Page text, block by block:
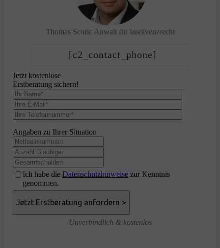
Thomas Scuric Anwalt für Insolvenzrecht
[c2_contact_phone]
Jetzt kostenlose
Erstberatung sichern!
Angaben zu Ihrer Situation
Ich habe die Datenschutzhinweise zur Kenntnis
genommen.
Unverbindlich & kostenlos